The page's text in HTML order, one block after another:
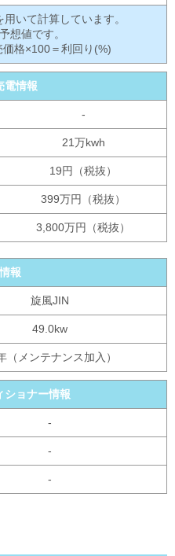
いて計算しています。
想値です。
格×100＝利回り(%)
電情報
-
21万kwh
19円（税抜）
399万円（税抜）
3,800万円（税抜）
報
旋風JIN
49.0kw
（メンテナンス加入）
ショナー情報
-
-
-